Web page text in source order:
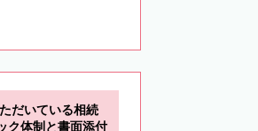
だいている相続
ク体制と書面添付